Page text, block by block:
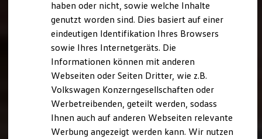
Unser Ansatz
Klimafreundlicher Strom
Reichweite & Ladelösungen
Reichweitensimulator
Ladezeitensimulator
Ladelösungen für Privatkunden
Ladelösungen für Gewerbekunden
Bidirektionales Laden
Förderung & Kosten der Elektrofahrzeuge
Fördermöglichkeiten für Privatkunden
Kostensimulator
haben oder nicht, sowie welche Inhalte
genutzt worden sind. Dies basiert auf einer
eindeutigen Identifikation Ihres Browsers
sowie Ihres Internetgeräts. Die
Informationen können mit anderen
Webseiten oder Seiten Dritter, wie z.B.
Volkswagen Konzerngesellschaften oder
Werbetreibenden, geteilt werden, sodass
Ihnen auch auf anderen Webseiten relevante
Werbung angezeigt werden kann. Wir nutzen